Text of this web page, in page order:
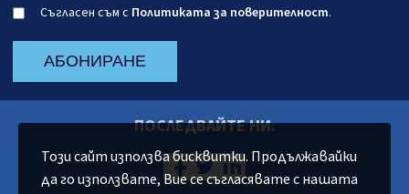
Съгласен съм с Политиката за поверителност.
АБОНИРАНЕ
ПОСЛЕДВАЙТЕ НИ:
Този сайт използва бисквитки. Продължавайки
да го използвате, Вие се съгласявате с нашата